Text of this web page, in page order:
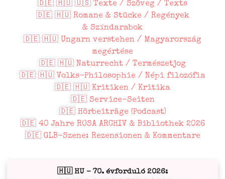
🇩🇪 🇭🇺 🇺🇸 Texte / Szöveg / Texts
🇩🇪 🇭🇺 Romane & Stücke / Regények
& Színdarabok
🇩🇪 🇭🇺 Ungarn verstehen / Magyarország
megértése
🇩🇪 🇭🇺 Naturrecht / Természetjog
🇩🇪 🇭🇺 Volks-Philosophie / Népi filozófia
🇩🇪 🇭🇺 Kritiken / Kritika
🇩🇪 Service-Seiten
🇩🇪 Hörbeiträge (Podcast)
🇩🇪 40 Jahre ROSA ARCHIV & Bibliothek 2026
🇩🇪 GLB-Szene: Rezensionen & Kommentare
🇭🇺 HU – 70. évforduló 2026: